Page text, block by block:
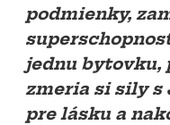
podmienky,
jednu bytovku,
zmeria si sily s
pre lásku a